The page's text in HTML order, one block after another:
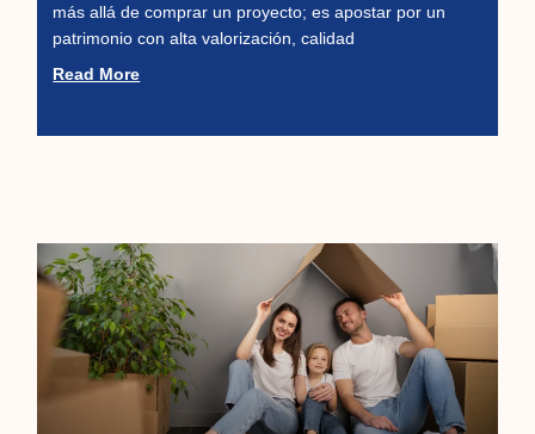
más allá de comprar un proyecto; es apostar por un
patrimonio con alta valorización, calidad
Read More